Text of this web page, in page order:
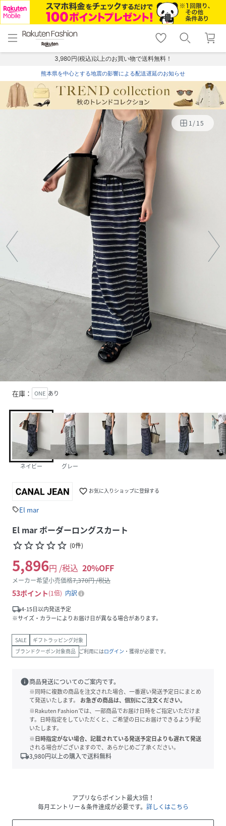
menu home
トップ
shopping_cart lock_outline
ログイン
3,980円(税込)以上のお買い物で送料無料！
熊本県を中心とする地震の影響による配送遅延のお知らせ
1/15
在庫： ONE あり
ネイビー グレー
favorite_border お気に入りショップに登録する
sellEl mar
El mar ボーダーロングスカート
star_borderstar_borderstar_borderstar_borderstar_border (0件)
5,896円 /税込 20%OFF
メーカー希望小売価格7,370円 /税込
53ポイント 1倍
内訳
local_shipping4-15日以内発送予定
※サイズ・カラーによりお届け日が異なる場合があります。
SALE
ギフトラッピング対象
ブランドクーポン対象商品 ご利用にはログイン ・獲得が必要です。
info商品発送についてのご案内です。
※同時に複数の商品を注文された場合、一番遅い発送予定日にまとめ
て発送いたします。
お急ぎの商品は、個別にご注文ください。
※Rakuten Fashionでは、一部商品でお届け日時をご指定いただけま
す。日時指定をしていただくと、ご希望の日にお届けできるよう手配
いたします。
※日時指定がない場合、記載されている発送予定日よりも遅れて発送
される場合がございますので、あらかじめご了承ください。
local_shipping3,980円以上の購入で送料無料
アプリならポイント最大3倍！
毎月エントリー＆条件達成が必要です。 詳しくはこちら